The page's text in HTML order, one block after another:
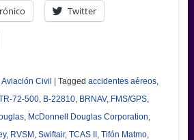
Twitter
Aviación Civil | Tagged accidentes aéreos,
72-500, B-22810, BRNAV, FMS/GPS,
, McDonnell Douglas Corporation
, RVSM Swiftair, TCAS II, Tifón Matmo,